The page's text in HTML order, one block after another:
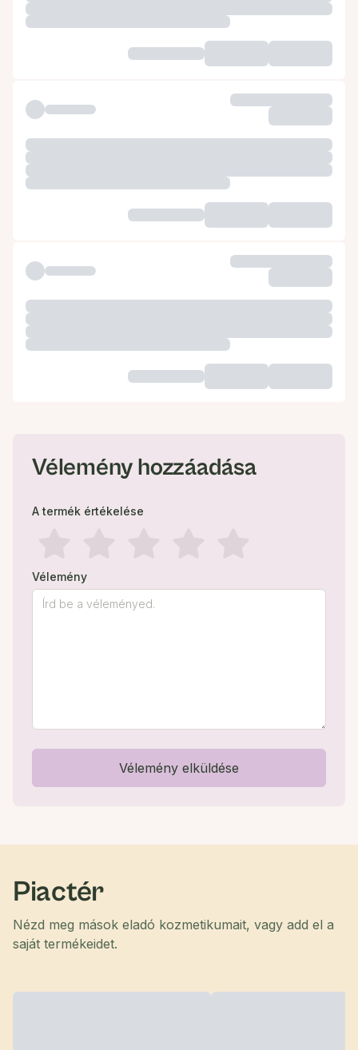
Vélemény hozzáadása
A termék értékelése
Vélemény
Vélemény elküldése
Piactér
Nézd meg mások eladó kozmetikumait, vagy add el a
saját termékeidet.